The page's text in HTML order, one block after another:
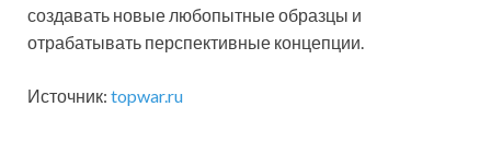
создавать новые любопытные образцы и
отрабатывать перспективные концепции.
Источник: topwar.ru